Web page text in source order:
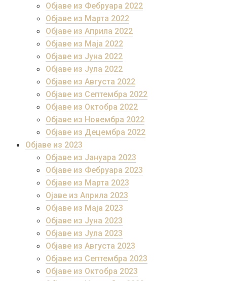
Објаве из Фебруара 2022
Објаве из Марта 2022
Објаве из Априла 2022
Објаве из Маја 2022
Објаве из Јуна 2022
Објаве из Јула 2022
Објаве из Августа 2022
Објаве из Септембра 2022
Објаве из Октобра 2022
Објаве из Новембра 2022
Објаве из Децембра 2022
Објаве из 2023
Објаве из Јануара 2023
Објаве из Фебруара 2023
Објаве из Марта 2023
Ојаве из Априла 2023
Објаве из Маја 2023
Објаве из Јуна 2023
Објаве из Јула 2023
Објаве из Августа 2023
Објаве из Септембра 2023
Објаве из Октобра 2023